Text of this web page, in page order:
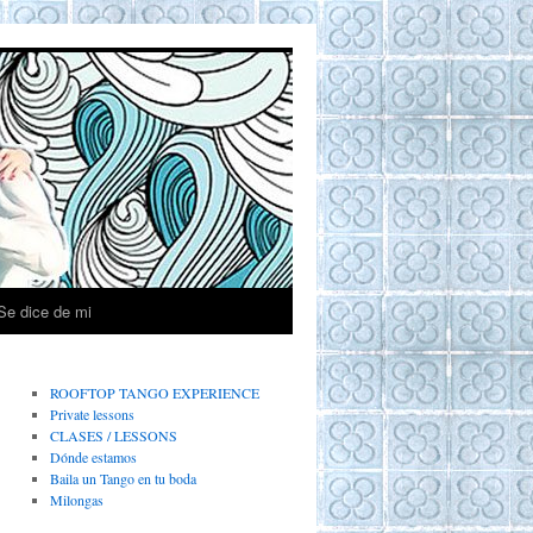
dice de mi
ROOFTOP TANGO EXPERIENCE
Private lessons
CLASES / LESSONS
Dónde estamos
Baila un Tango en tu boda
Milongas